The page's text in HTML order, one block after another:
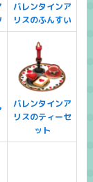
バレンタインア
リスのふんすい
バレンタインア
リスのティーセ
ット